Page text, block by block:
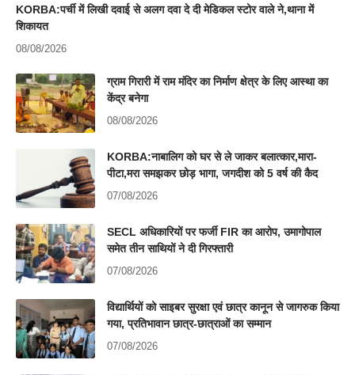
KORBA:पर्ची में लिखी दवाई से अलग दवा दे दी मेडिकल स्टोर वाले ने,थाना में
शिकायत
08/08/2026
ग्राम गिरारी में राम मंदिर का निर्माण क्षेत्र के लिए आस्था का
केंद्र बनेगा
08/08/2026
KORBA:नाबालिग को घर से ले जाकर बलात्कार,मारा-
पीटा,मरा समझकर छोड़ भागा, जगदीश को 5 वर्ष की कैद
07/08/2026
SECL अधिकारियों पर फर्जी FIR का आरोप, उमागोपाल
समेत तीन साथियों ने दी गिरफ्तारी
07/08/2026
विद्यार्थियों को साइबर सुरक्षा एवं छात्र कानून से जागरुक किया
गया, प्रतिभावान छात्र-छात्राओं का सम्मान
07/08/2026